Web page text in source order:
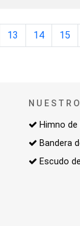
13 14 15
Himno
Bandera
Escudo